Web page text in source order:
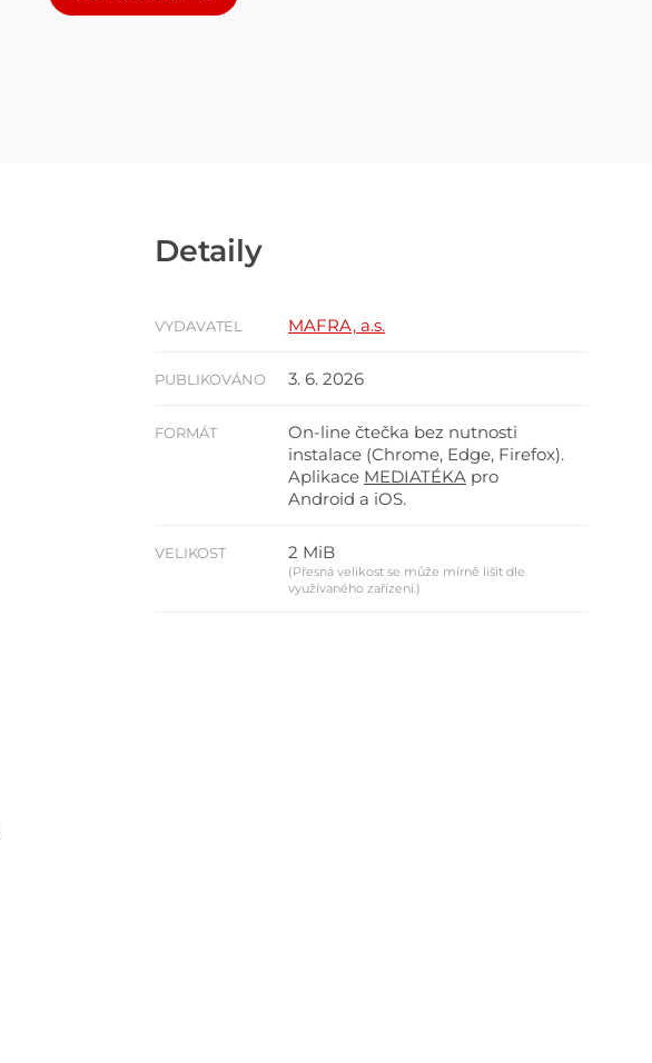
Detaily
VYDAVATEL MAFRA, a.s.
PUBLIKOVÁNO 3. 6. 2026
FORMÁT
On-line čtečka bez nutnosti
instalace (Chrome, Edge, Firefox).
Aplikace MEDIATÉKA pro
Android a iOS.
VELIKOST 2 MiB
(Přesná velikost se může mírně lišit dle
využívaného zařízení.)